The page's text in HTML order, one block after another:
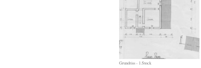
Grundriss - 1.Stock